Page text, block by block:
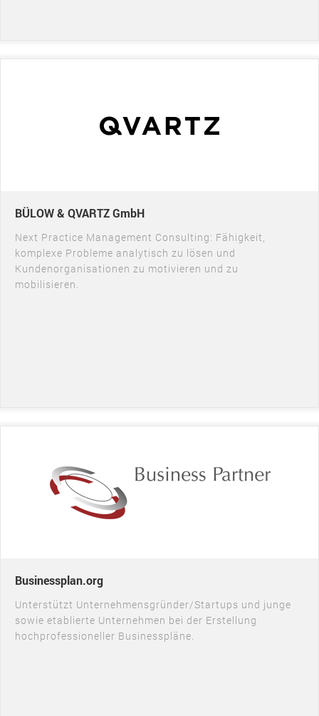
BÜLOW & QVARTZ GmbH
Next Practice Management Consulting: Fähigkeit,
komplexe Probleme analytisch zu lösen und
Kundenorganisationen zu motivieren und zu
mobilisieren.
Businessplan.org
Unterstützt Unternehmensgründer/Startups und junge
sowie etablierte Unternehmen bei der Erstellung
hochprofessioneller Businesspläne.